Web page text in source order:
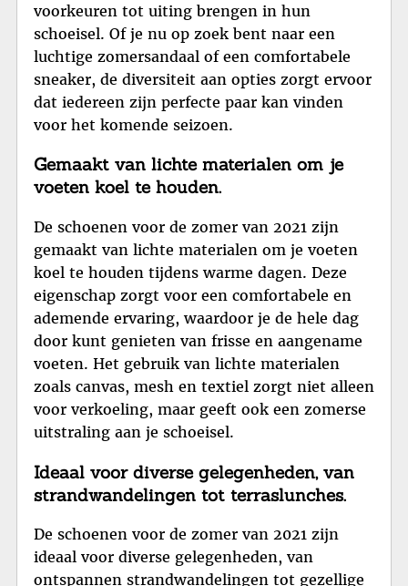
voorkeuren tot uiting brengen in hun
schoeisel. Of je nu op zoek bent naar een
luchtige zomersandaal of een comfortabele
sneaker, de diversiteit aan opties zorgt ervoor
dat iedereen zijn perfecte paar kan vinden
voor het komende seizoen.
Gemaakt van lichte materialen om je
voeten koel te houden.
De schoenen voor de zomer van 2021 zijn
gemaakt van lichte materialen om je voeten
koel te houden tijdens warme dagen. Deze
eigenschap zorgt voor een comfortabele en
ademende ervaring, waardoor je de hele dag
door kunt genieten van frisse en aangename
voeten. Het gebruik van lichte materialen
zoals canvas, mesh en textiel zorgt niet alleen
voor verkoeling, maar geeft ook een zomerse
uitstraling aan je schoeisel.
Ideaal voor diverse gelegenheden, van
strandwandelingen tot terraslunches.
De schoenen voor de zomer van 2021 zijn
ideaal voor diverse gelegenheden, van
ontspannen strandwandelingen tot gezellige